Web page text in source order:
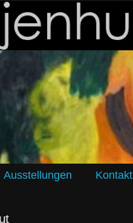
Ausstellungen Kontakt